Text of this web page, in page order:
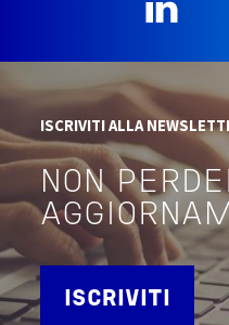
ISCRIVITI ALLA
NON
ISCRIVITI